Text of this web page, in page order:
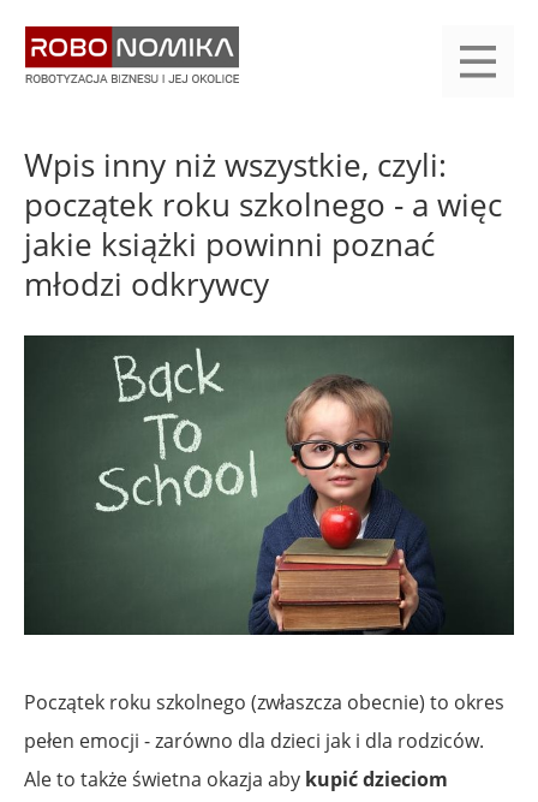
treści
yasne
main
menu
Wpis inny niż wszystkie, czyli:
początek roku szkolnego - a więc
jakie książki powinni poznać
młodzi odkrywcy
Początek roku szkolnego (zwłaszcza obecnie) to okres
pełen emocji - zarówno dla dzieci jak i dla rodziców.
Ale to także świetna okazja aby kupić dzieciom